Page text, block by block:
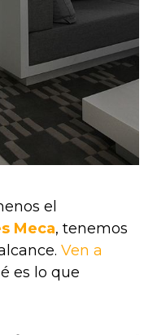
el
Meca, tenemos
Ven a
es lo que